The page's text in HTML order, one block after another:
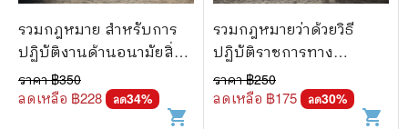
รวมกฎหมาย สำหรับการ
ปฏิบัติงานด้านอนามัยสิ่ง
แวดล้อม
ราคา ฿350
ลดเหลือ ฿228 ลด34%
shopping_cart
รวมกฎหมายว่าด้วยวิธี
ปฏิบัติราชการทาง
ปกครอง
ราคา ฿250
ลดเหลือ ฿175 ลด30%
shopping_cart
🌎 International Books
🎲 Board Game
📅 สินค้าอื่นๆ